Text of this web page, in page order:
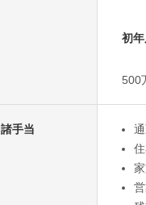
初
500
諸手当